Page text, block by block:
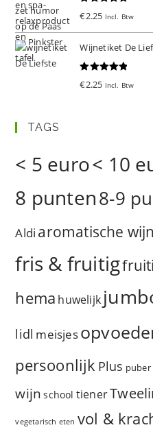
€2.25 Incl. Btw
Wijnetiket De
€2.25 Incl. Btw
TAGS
< 5 euro< 10
8 punten8-9
Aldi aromatische wijn
fris & fruitig
hema huwelijk
lidl meisjes
persoonlijk Plus puber
wijn school tiener
vegetarisch eten vol &